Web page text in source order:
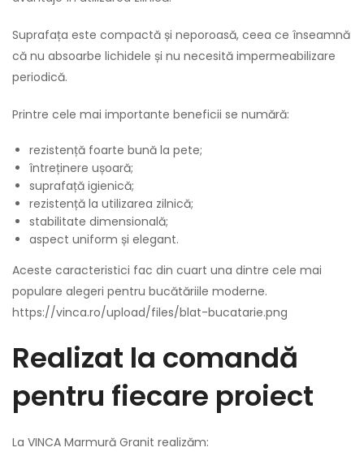
Suprafața este compactă și neporoasă, ceea ce înseamnă
că nu absoarbe lichidele și nu necesită impermeabilizare
periodică.
Printre cele mai importante beneficii se numără:
rezistență foarte bună la pete;
întreținere ușoară;
suprafață igienică;
rezistență la utilizarea zilnică;
stabilitate dimensională;
aspect uniform și elegant.
Aceste caracteristici fac din cuart una dintre cele mai
populare alegeri pentru bucătăriile moderne.
https://vinca.ro/upload/files/blat-bucatarie.png
Realizat la comandă
pentru fiecare proiect
La VINCA Marmură Granit realizăm: